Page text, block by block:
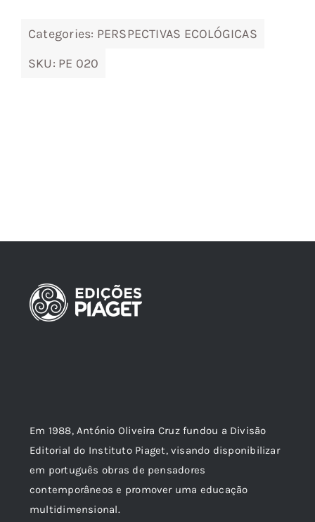
Categories: PERSPECTIVAS ECOLÓGICAS
SKU: PE 020
Em 1988, António Oliveira Cruz fundou a Divisão
Editorial do Instituto Piaget, visando disponibilizar
em português obras de pensadores
contemporâneos e promover uma educação
multidimensional.